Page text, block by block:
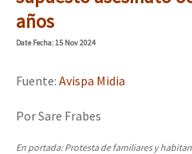
Mundo
EZLN
años
DateFecha: 15 Nov 2024
Fuente: Avispa Midia
Por Sare Frabes
En portada: Protesta de familiares y